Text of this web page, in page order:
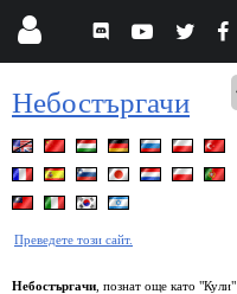
Небостъргачи
Преведете този сайт.
Небостъргачи , познат още като "Кули"